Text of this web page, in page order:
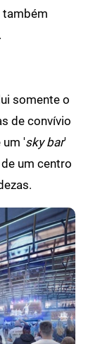
também
somente o
de convívio
um 'sky bar'
um centro